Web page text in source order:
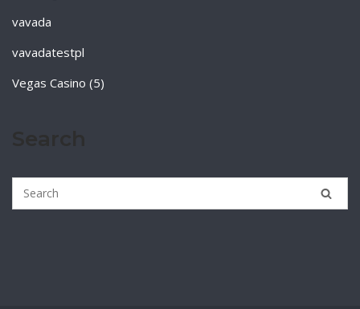
vavada
vavadatestpl
Vegas Casino (5)